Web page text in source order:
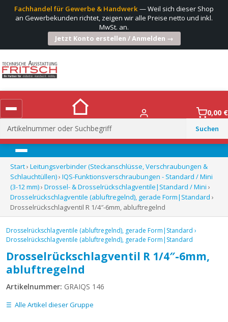
Fachhandel für Gewerbe & Handwerk— Weil sich dieser Shop
an Gewerbekunden richtet, zeigen wir alle Preise netto und inkl.
MwSt. an.
Jetzt Konto erstellen / Anmelden →
Suchen
nach:
0,00 €
Menü
Start› Leitungsverbinder (Steckanschlüsse, Verschraubungen &
Schlauchtüllen)› IQS-Funktionsverschraubungen - Standard / Mini
(3-12 mm)› Drossel- & Drosselrückschlagventile|Standard / Mini ›
Drosselrückschlagventile (abluftregelnd), gerade Form|Standard ›
Drosselrückschlagventil R 1/4″-6mm, abluftregelnd
Drosselrückschlagventile (abluftregelnd), gerade Form|Standard ›
Drosselrückschlagventile (abluftregelnd), gerade Form|Standard
Drosselrückschlagventil R 1/4″-6mm,
abluftregelnd
Artikelnummer: GRAIQS 146
Alle Artikel dieser Gruppe